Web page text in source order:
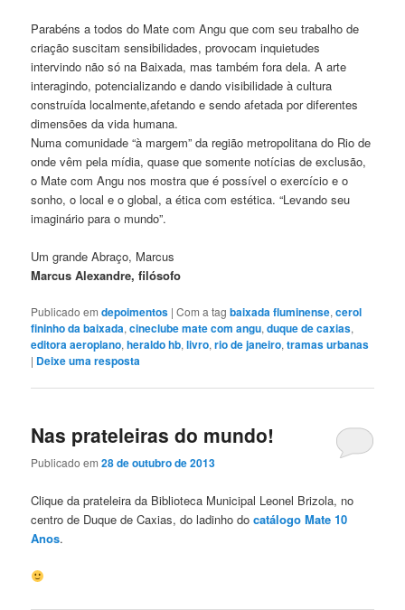
Parabéns a todos do Mate com Angu que com seu trabalho de
criação suscitam sensibilidades, provocam inquietudes
intervindo não só na Baixada, mas também fora dela. A arte
interagindo, potencializando e dando visibilidade à cultura
construída localmente,afetando e sendo afetada por diferentes
dimensões da vida humana.
Numa comunidade “à margem” da região metropolitana do Rio de
onde vêm pela mídia, quase que somente notícias de exclusão,
o Mate com Angu nos mostra que é possível o exercício e o
sonho, o local e o global, a ética com estética. “Levando seu
imaginário para o mundo”.
Um grande Abraço, Marcus
Marcus Alexandre, filósofo
Publicado em depoimentos |Com a tagbaixada fluminense,cerol
fininho da baixada,cineclube mate com angu,duque de caxias,
editora aeroplano,heraldo hb,livro,rio de janeiro,tramas urbanas
| Deixe uma resposta
Nas prateleiras do mundo!
Publicado em28 de outubro de 2013
Clique da prateleira da Biblioteca Municipal Leonel Brizola, no
centro de Duque de Caxias, do ladinho docatálogo Mate 10
Anos.